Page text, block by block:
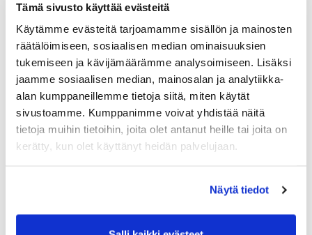
Tämä sivusto käyttää evästeitä
Käytämme evästeitä tarjoamamme sisällön ja mainosten
räätälöimiseen, sosiaalisen median ominaisuuksien
tukemiseen ja kävijämäärämme analysoimiseen. Lisäksi
jaamme sosiaalisen median, mainosalan ja analytiikka-
alan kumppaneillemme tietoja siitä, miten käytät
sivustoamme. Kumppanimme voivat yhdistää näitä
tietoja muihin tietoihin, joita olet antanut heille tai joita on
kerätty, kun olet käyttänyt heidän palvelujaan.
Näytä tiedot
Golf jäsenyys
Valitse seura:
Jäsennumero: